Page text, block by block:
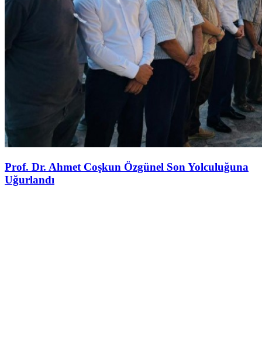
Prof. Dr. Ahmet Coşkun Özgünel Son Yolculuğuna
Uğurlandı